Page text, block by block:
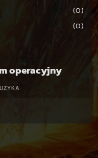
(0)
(0)
operacyjny